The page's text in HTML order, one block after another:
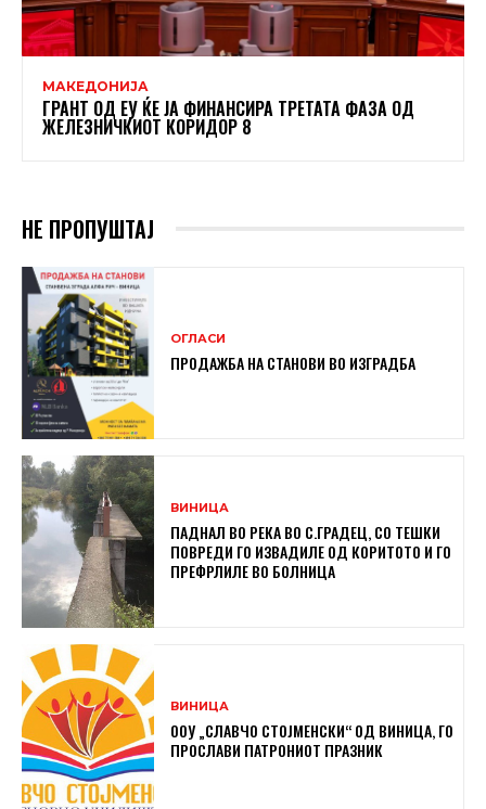
МАКЕДОНИЈА
ГРАНТ ОД ЕУ ЌЕ ЈА ФИНАНСИРА ТРЕТАТА ФАЗА ОД
ЖЕЛЕЗНИЧКИОТ КОРИДОР 8
НЕ ПРОПУШТАЈ
ОГЛАСИ
ПРОДАЖБА НА СТАНОВИ ВО ИЗГРАДБА
ВИНИЦА
ПАДНАЛ ВО РЕКА ВО С.ГРАДЕЦ, СО ТЕШКИ
ПОВРЕДИ ГО ИЗВАДИЛЕ ОД КОРИТОТО И ГО
ПРЕФРЛИЛЕ ВО БОЛНИЦА
ВИНИЦА
ООУ „СЛАВЧО СТОЈМЕНСКИ“ ОД ВИНИЦА, ГО
ПРОСЛАВИ ПАТРОНИОТ ПРАЗНИК